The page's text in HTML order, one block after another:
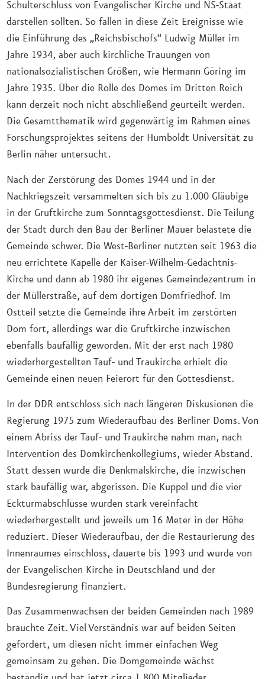
Schulterschluss von Evangelischer Kirche und NS-Staat
darstellen sollten. So fallen in diese Zeit Ereignisse wie
die Einführung des „Reichsbischofs“ Ludwig Müller im
Jahre 1934, aber auch kirchliche Trauungen von
nationalsozialistischen Größen, wie Hermann Göring im
Jahre 1935. Über die Rolle des Domes im Dritten Reich
kann derzeit noch nicht abschließend geurteilt werden.
Die Gesamtthematik wird gegenwärtig im Rahmen eines
Forschungsprojektes seitens der Humboldt Universität zu
Berlin näher untersucht.
Nach der Zerstörung des Domes 1944 und in der
Nachkriegszeit versammelten sich bis zu 1.000 Gläubige
in der Gruftkirche zum Sonntagsgottesdienst. Die Teilung
der Stadt durch den Bau der Berliner Mauer belastete die
Gemeinde schwer. Die West-Berliner nutzten seit 1963 die
neu errichtete Kapelle der Kaiser-Wilhelm-Gedächtnis-
Kirche und dann ab 1980 ihr eigenes Gemeindezentrum in
der Müllerstraße, auf dem dortigen Domfriedhof. Im
Ostteil setzte die Gemeinde ihre Arbeit im zerstörten
Dom fort, allerdings war die Gruftkirche inzwischen
ebenfalls baufällig geworden. Mit der erst nach 1980
wiederhergestellten Tauf- und Traukirche erhielt die
Gemeinde einen neuen Feierort für den Gottesdienst.
In der DDR entschloss sich nach längeren Diskusionen die
Regierung 1975 zum Wiederaufbau des Berliner Doms. Von
einem Abriss der Tauf- und Traukirche nahm man, nach
Intervention des Domkirchenkollegiums, wieder Abstand.
Statt dessen wurde die Denkmalskirche, die inzwischen
stark baufällig war, abgerissen. Die Kuppel und die vier
Eckturmabschlüsse wurden stark vereinfacht
wiederhergestellt und jeweils um 16 Meter in der Höhe
reduziert. Dieser Wiederaufbau, der die Restaurierung des
Innenraumes einschloss, dauerte bis 1993 und wurde von
der Evangelischen Kirche in Deutschland und der
Bundesregierung finanziert.
Das Zusammenwachsen der beiden Gemeinden nach 1989
brauchte Zeit. Viel Verständnis war auf beiden Seiten
gefordert, um diesen nicht immer einfachen Weg
gemeinsam zu gehen. Die Domgemeinde wächst